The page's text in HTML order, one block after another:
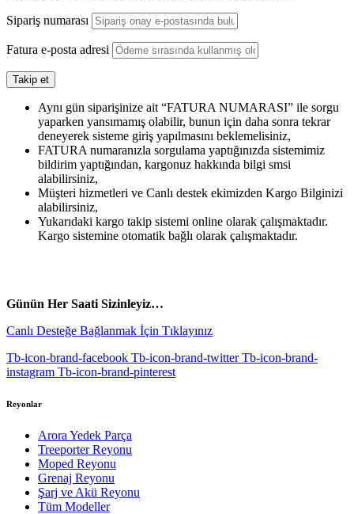
Sipariş numarası
Fatura e-posta adresi
Takip et
Aynı gün siparişinize ait “FATURA NUMARASI” ile sorgu
yaparken yansımamış olabilir, bunun için daha sonra tekrar
deneyerek sisteme giriş yapılmasını beklemelisiniz,
FATURA numaranızla sorgulama yaptığınızda sistemimiz
bildirim yaptığından, kargonuz hakkında bilgi smsi
alabilirsiniz,
Müşteri hizmetleri ve Canlı destek ekimizden Kargo Bilginizi
alabilirsiniz,
Yukarıdaki kargo takip sistemi online olarak çalışmaktadır.
Kargo sistemine otomatik bağlı olarak çalışmaktadır.
Günün Her Saati Sizinleyiz…
Canlı Desteğe Bağlanmak İçin Tıklayınız
Tb-icon-brand-facebook Tb-icon-brand-twitter Tb-icon-brand-
instagram Tb-icon-brand-pinterest
Reyonlar
Arora Yedek Parça
Treeporter Reyonu
Moped Reyonu
Grenaj Reyonu
Şarj ve Akü Reyonu
Tüm Modeller